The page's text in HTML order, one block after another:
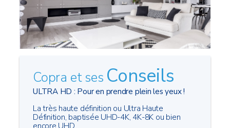
Copra et ses Conseils
ULTRA HD : Pour en prendre plein les yeux !
La très haute définition ou Ultra Haute
Définition, baptisée UHD-4K, 4K-8K ou bien